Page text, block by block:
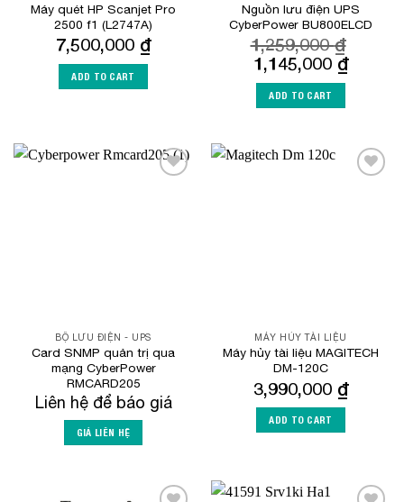
Máy quét HP Scanjet Pro
2500 f1 (L2747A)
7,500,000 ₫
ADD TO CART
Nguồn lưu điện UPS
CyberPower BU800ELCD
1,259,000₫
Original
price
was:
1,259,000 ₫.
1,145,000 ₫Current
ADD TO CART
BỘ LƯU ĐIỆN - UPS
Card SNMP quản trị qua
mạng CyberPower
RMCARD205
Liên hệ để báo giá
GIÁ LIÊN HỆ
MÁY HỦY TÀI LIỆU
Máy hủy tài liệu MAGITECH
DM-120C
3,990,000 ₫
ADD TO CART